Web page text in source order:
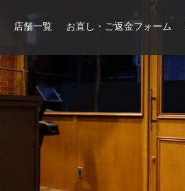
店舗一覧 お直し・ご返金フォーム